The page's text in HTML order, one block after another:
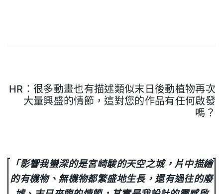
HR：很多動畫也有描述類似末日後動植物再次
大量興盛的情節，這對您的作品有任何啟發
嗎？
「影響我蠻深的是宮崎駿的天空之城，片中描繪
的有機物、無機物都繁盛地生長，還有過往的廢